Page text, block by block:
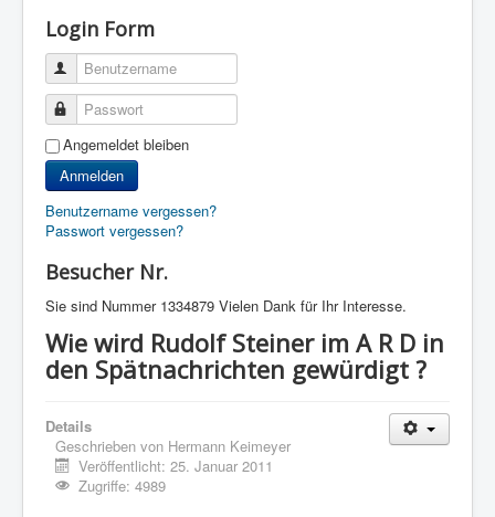
Login Form
Benutzername
Passwort
Angemeldet bleiben
Anmelden
Benutzername vergessen?
Passwort vergessen?
Besucher Nr.
Sie sind Nummer 1334879 Vielen Dank für Ihr Interesse.
Wie wird Rudolf Steiner im A R D in
den Spätnachrichten gewürdigt ?
Details
Geschrieben von Hermann Keimeyer
Veröffentlicht: 25. Januar 2011
Zugriffe: 4989